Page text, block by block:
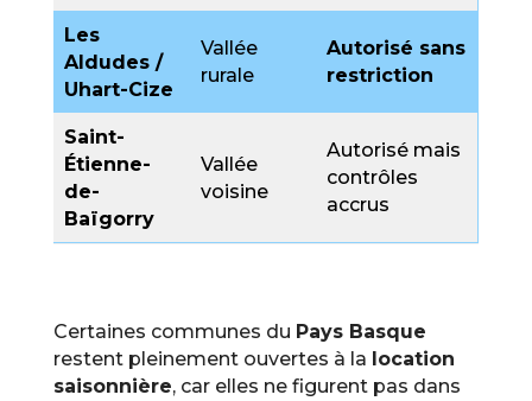
Les
Aldudes /
Uhart-Cize
Vallée
rurale
Autorisé sans
restriction
Saint-
Étienne-
de-
Baïgorry
Vallée
voisine
Autorisé mais
contrôles
accrus
Certaines communes du Pays Basque
restent pleinement ouvertes à la location
saisonnière, car elles ne figurent pas dans